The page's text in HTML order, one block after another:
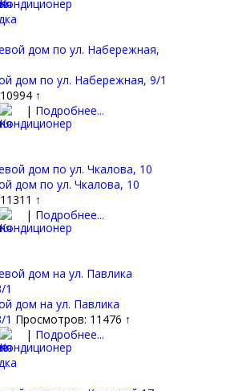
дом по ул. Набережная, 9/1
↑
| Подробнее...
дом по ул. Чкалова, 10
↑
| Подробнее...
дом на ул. Павлика
1 Просмотров: 11476 ↑
| Подробнее...